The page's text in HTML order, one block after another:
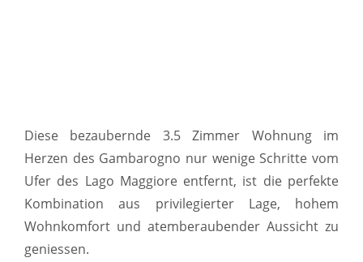
Diese bezaubernde 3.5 Zimmer Wohnung im
Herzen des Gambarogno nur wenige Schritte vom
Ufer des Lago Maggiore entfernt, ist die perfekte
Kombination aus privilegierter Lage, hohem
Wohnkomfort und atemberaubender Aussicht zu
geniessen.